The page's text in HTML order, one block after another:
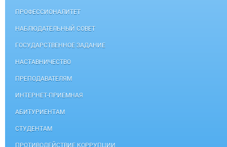
ПРОФЕССИОНАЛИТЕТ
НАБЛЮДАТЕЛЬНЫЙ СОВЕТ
ГОСУДАРСТВЕННОЕ ЗАДАНИЕ
НАСТАВНИЧЕСТВО
ПРЕПОДАВАТЕЛЯМ
ИНТЕРНЕТ-ПРИЕМНАЯ
АБИТУРИЕНТАМ
СТУДЕНТАМ
ПРОТИВОДЕЙСТВИЕ КОРРУПЦИИ